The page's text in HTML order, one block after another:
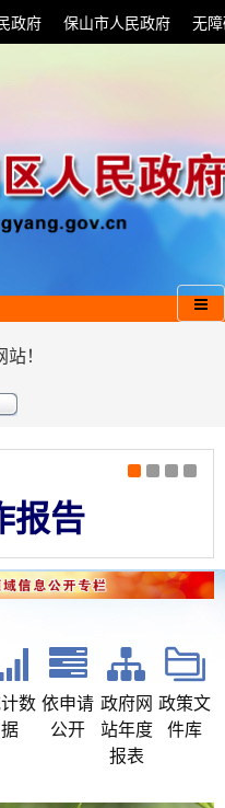
政府 保山市人民政府 无
！
超90万
报告
从“一五”到“十五五”，重大工程项目托举日新月异的中国
超90万
报告
数
据
依申请
公开
政府网
站年度
报表
政策文
件库